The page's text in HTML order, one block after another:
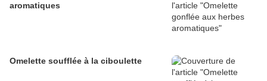
aromatiques
Omelette soufflée à la ciboulette